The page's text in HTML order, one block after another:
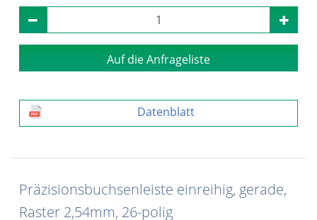
Auf die Anfrageliste
Datenblatt
Präzisionsbuchsenleiste einreihig, gerade,
Raster 2,54mm, 26-polig